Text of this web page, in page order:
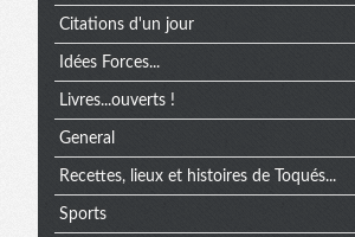
Citations d'un jour
Idées Forces...
Livres...ouverts !
General
Recettes, lieux et histoires de Toqués...
Sports